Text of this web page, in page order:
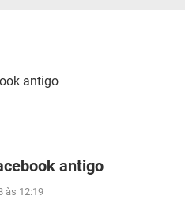
antigo
antigo
às 12:19